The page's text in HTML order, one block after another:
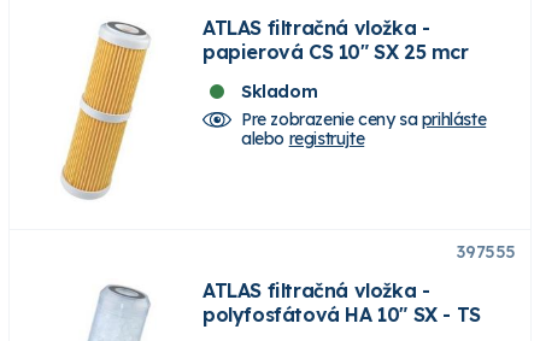
ATLAS filtračná vložka -
papierová CS 10" SX 25 mcr
Skladom
Pre zobrazenie ceny saprihláste
alebo registrujte
397555
ATLAS filtračná vložka -
polyfosfátová HA 10" SX - TS